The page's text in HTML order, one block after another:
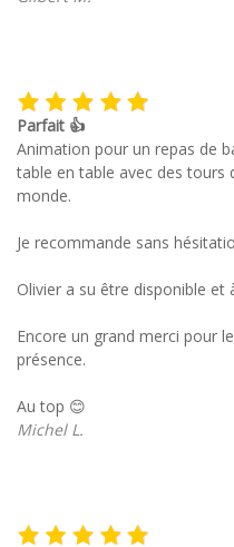
Parfait 👍
Animation pour un repas de
table en table avec des tours
monde.
Je recommande sans
Olivier a su être disponible et
Encore un grand merci pour
présence.
Au top 😊
Michel L.